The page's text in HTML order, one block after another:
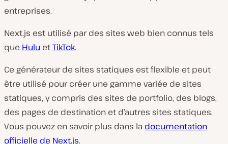
entreprises.
Next.js est utilisé par des sites web bien connus tels
que Hulu etTikTok.
Ce générateur de sites statiques est flexible et peut
être utilisé pour créer une gamme variée de sites
statiques, y compris des sites de portfolio, des blogs,
des pages de destination et d’autres sites statiques.
Vous pouvez en savoir plus dans la documentation
officielle de Next.js.